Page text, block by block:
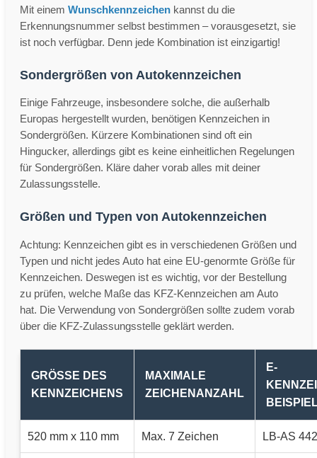
Mit einem Wunschkennzeichen kannst du die
Erkennungsnummer selbst bestimmen – vorausgesetzt, sie
ist noch verfügbar. Denn jede Kombination ist einzigartig!
Sondergrößen von Autokennzeichen
Einige Fahrzeuge, insbesondere solche, die außerhalb
Europas hergestellt wurden, benötigen Kennzeichen in
Sondergrößen. Kürzere Kombinationen sind oft ein
Hingucker, allerdings gibt es keine einheitlichen Regelungen
für Sondergrößen. Kläre daher vorab alles mit deiner
Zulassungsstelle.
Größen und Typen von Autokennzeichen
Achtung: Kennzeichen gibt es in verschiedenen Größen und
Typen und nicht jedes Auto hat eine EU-genormte Größe für
Kennzeichen. Deswegen ist es wichtig, vor der Bestellung
zu prüfen, welche Maße das KFZ-Kennzeichen am Auto
hat. Die Verwendung von Sondergrößen sollte zudem vorab
über die KFZ-Zulassungsstelle geklärt werden.
GRÖSSE DES K
ENNZEICHENS
MAXIMALE
ZEICHENANZAHL
E-
520 mm x 110 mm Max. 7 Zeichen LB-AS